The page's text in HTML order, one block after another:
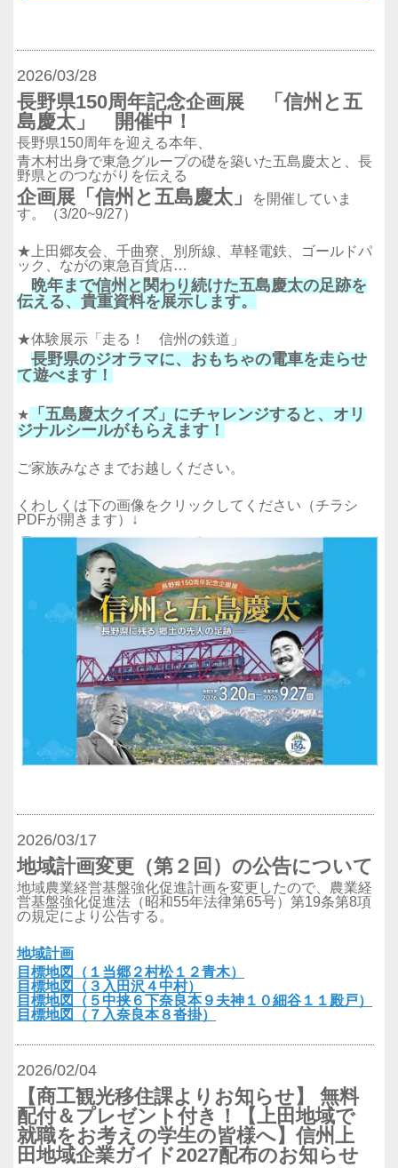
2026/03/28
長野県150周年記念企画展 「信州と五
島慶太」 開催中！
長野県150周年を迎える本年、
青木村出身で東急グループの礎を築いた五島慶太と、長
野県とのつながりを伝える
企画展「信州と五島慶太」
を開催していま
す。（3/20~9/27）
★上田郷友会、千曲寮、別所線、草軽電鉄、ゴールドパ
ック、ながの東急百貨店…
晩年まで信州と関わり続けた五島慶太の足跡を
伝える、貴重資料を展示します。
★体験展示「走る！ 信州の鉄道」
長野県のジオラマに、おもちゃの電車を走らせ
て遊べます！
★
「五島慶太クイズ」にチャレンジすると、オリ
ジナルシールがもらえます！
ご家族みなさまでお越しください。
くわしくは下の画像をクリックしてください（チラシ
PDFが開きます）↓
2026/03/17
地域計画変更（第２回）の公告について
地域農業経営基盤強化促進計画を変更したので、農業経
営基盤強化促進法（昭和55年法律第65号）第19条第8項
の規定により公告する。
地域計画
目標地図（１当郷２村松１２青木）
目標地図（３入田沢４中村）
目標地図（５中挟６下奈良本９夫神１０細谷１１殿戸）
目標地図（７入奈良本８沓掛）
2026/02/04
【商工観光移住課よりお知らせ】 無料
配付＆プレゼント付き！【上田地域で
就職をお考えの学生の皆様へ】信州上
田地域企業ガイド2027配布のお知らせ